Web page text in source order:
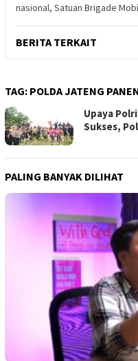
nasional, Satuan Brigade
BERITA TERKAIT
TAG: POLDA JATENG
Upaya
Sukses,
PALING BANYAK DILIHAT